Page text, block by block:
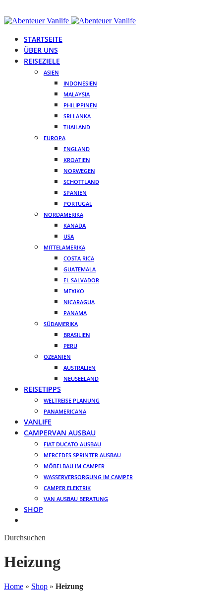
STARTSEITE
ÜBER UNS
REISEZIELE
ASIEN
INDONESIEN
MALAYSIA
PHILIPPINEN
SRI LANKA
THAILAND
EUROPA
ENGLAND
KROATIEN
NORWEGEN
SCHOTTLAND
SPANIEN
PORTUGAL
NORDAMERIKA
KANADA
USA
MITTELAMERIKA
COSTA RICA
GUATEMALA
EL SALVADOR
MEXIKO
NICARAGUA
PANAMA
SÜDAMERIKA
BRASILIEN
PERU
OZEANIEN
AUSTRALIEN
NEUSEELAND
REISETIPPS
WELTREISE PLANUNG
PANAMERICANA
VANLIFE
CAMPERVAN AUSBAU
FIAT DUCATO AUSBAU
MERCEDES SPRINTER AUSBAU
MÖBELBAU IM CAMPER
WASSERVERSORGUNG IM CAMPER
CAMPER ELEKTRIK
VAN AUSBAU BERATUNG
SHOP
Durchsuchen
Heizung
Home » Shop » Heizung